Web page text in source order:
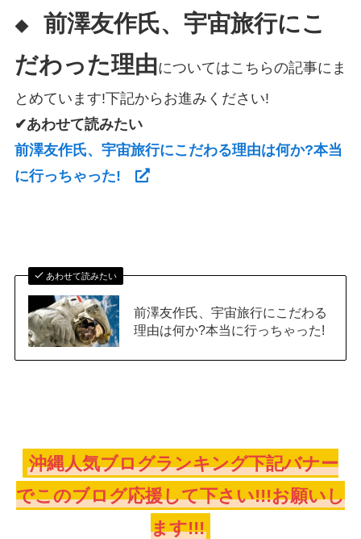
◆ 前澤友作氏、宇宙旅行にこ
だわった理由についてはこちらの記事にま
とめています!下記からお進みください!
✔あわせて読みたい
前澤友作氏、宇宙旅行にこだわる理由は何か?本当
に行っちゃった!
あわせて読みたい
前澤友作氏、宇宙旅行にこだわる
理由は何か?本当に行っちゃった!
沖縄人気ブログランキング下記バナー
でこのブログ応援して下さい!!!お願いし
ます!!!